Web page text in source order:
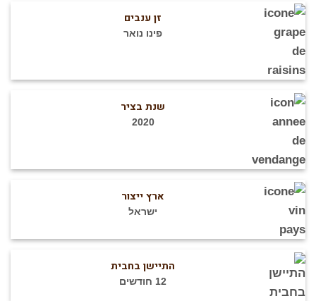
זן ענבים
פינו נואר
שנת בציר
2020
ארץ ייצור
ישראל
התיישן בחבית
12 חודשים